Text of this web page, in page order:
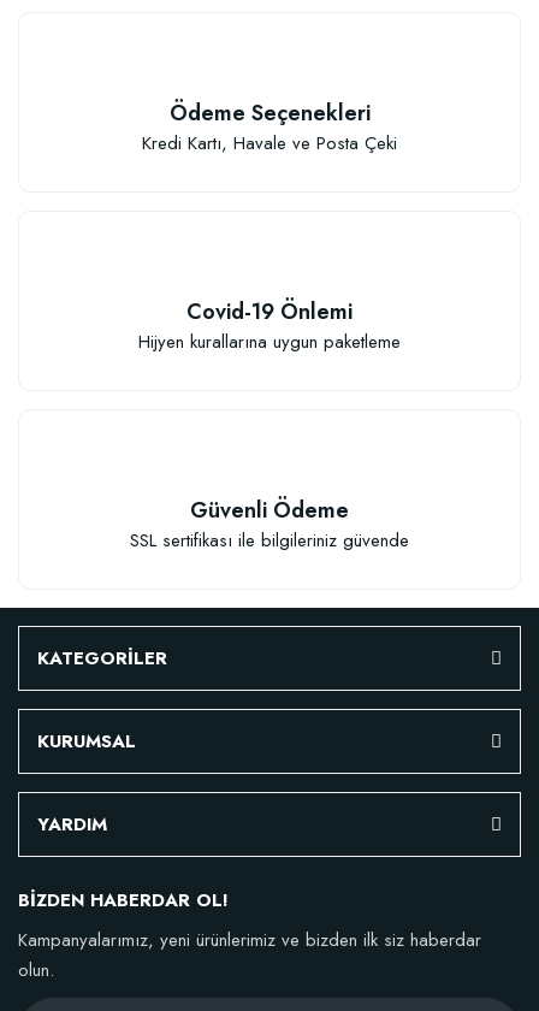
26,89 TL
Özel Karışım Fidan Tutma Yüzdesini Arttıran Organik Dikim Gübresi (10
Sepete Ekle
Ödeme Seçenekleri
Kredi Kartı, Havale ve Posta Çeki
Covid-19 Önlemi
Hijyen kurallarına uygun paketleme
Güvenli Ödeme
SSL sertifikası ile bilgileriniz güvende
KATEGORİLER
KURUMSAL
YARDIM
BİZDEN HABERDAR OL!
Kampanyalarımız, yeni ürünlerimiz ve bizden ilk siz haberdar
olun.